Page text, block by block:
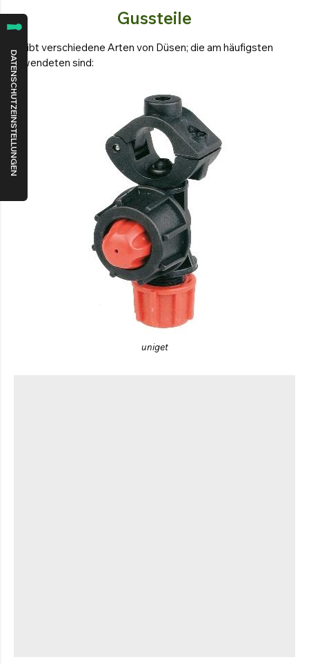
Gussteile
Es gibt verschiedene Arten von Düsen; die am häufigsten
verwendeten sind:
uniget